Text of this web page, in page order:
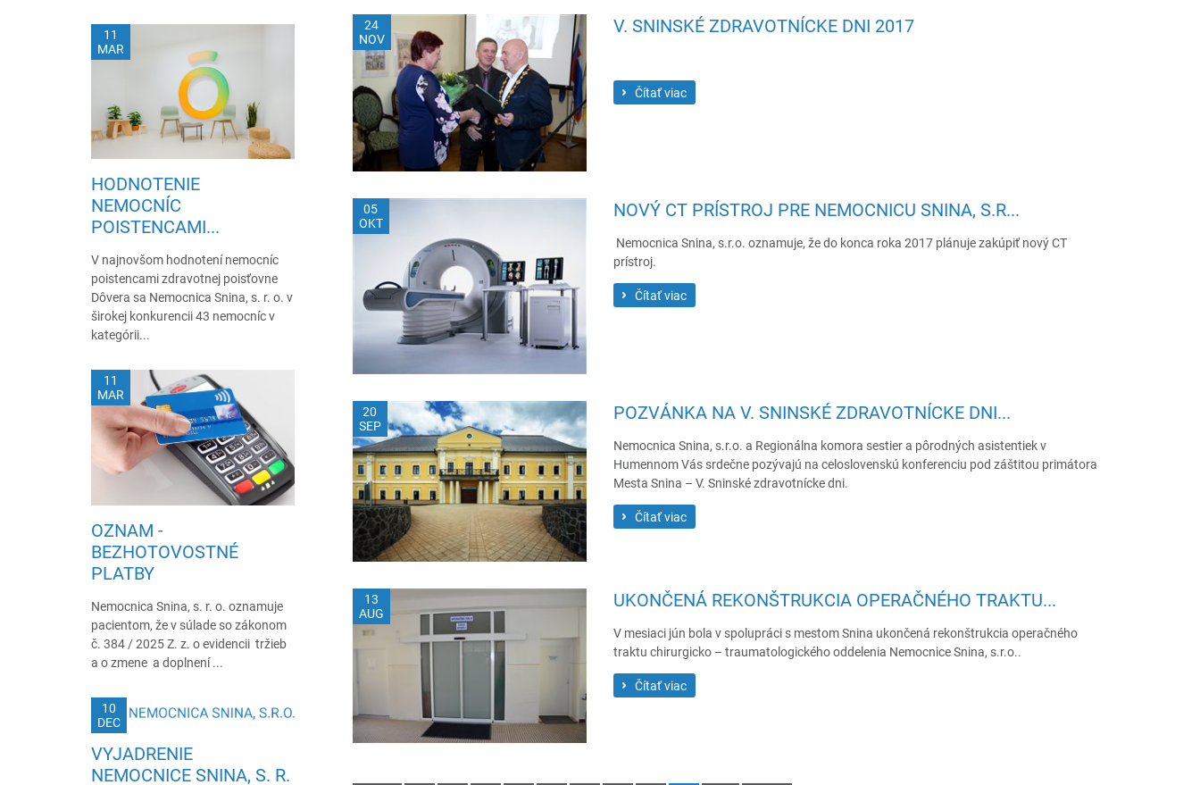
24
NOV
V. SNINSKÉ ZDRAVOTNÍCKE DNI 2017
Čítať viac
05
OKT
NOVÝ CT PRÍSTROJ PRE NEMOCNICU SNINA, S.R...
Nemocnica Snina, s.r.o. oznamuje, že do konca roka 2017 plánuje zakúpiť nový CT
prístroj.
Čítať viac
20
SEP
POZVÁNKA NA V. SNINSKÉ ZDRAVOTNÍCKE DNI...
Nemocnica Snina, s.r.o. a Regionálna komora sestier a pôrodných asistentiek v
Humennom Vás srdečne pozývajú na celoslovenskú konferenciu pod záštitou primátora
Mesta Snina – V. Sninské zdravotnícke dni.
Čítať viac
13
AUG
UKONČENÁ REKONŠTRUKCIA OPERAČNÉHO TRAKTU...
V mesiaci jún bola v spolupráci s mestom Snina ukončená rekonštrukcia operačného
traktu chirurgicko – traumatologického oddelenia Nemocnice Snina, s.r.o..
Čítať viac
11
MAR
HODNOTENIE
NEMOCNÍC
POISTENCAMI...
V najnovšom hodnotení nemocníc
poistencami zdravotnej poisťovne
Dôvera sa Nemocnica Snina, s. r. o. v
širokej konkurencii 43 nemocníc v
kategórii...
11
MAR
OZNAM -
BEZHOTOVOSTNÉ
PLATBY
Nemocnica Snina, s. r. o. oznamuje
pacientom, že v súlade so zákonom
č. 384 / 2025 Z. z. o evidencii tržieb
a o zmene a doplnení ...
10
DEC
VYJADRENIE
NEMOCNICE SNINA, S. R.